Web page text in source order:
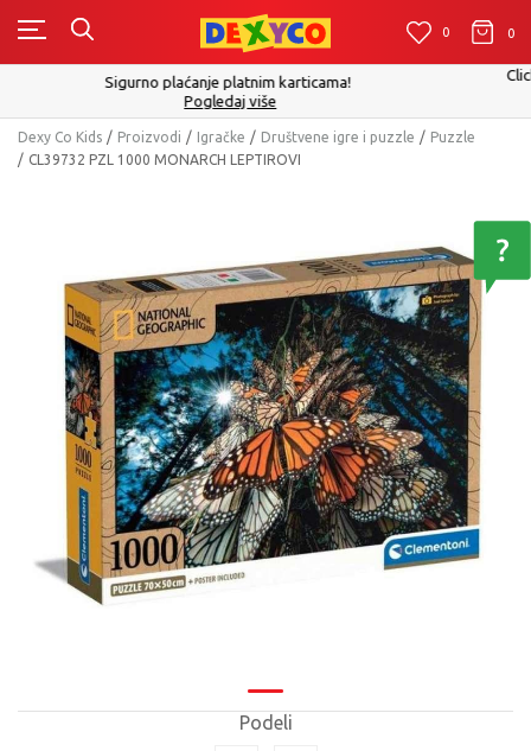
0 0
Click&Collect - Platite karticom Online i preuzmite u prodavnici po
izboru
Pogledaj više
Dexy Co Kids Proizvodi Igračke Društvene igre i puzzle
Puzzle
CL39732 PZL 1000 MONARCH LEPTIROVI
Podeli